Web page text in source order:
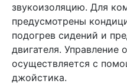
звукоизоляцию. Для
предусмотрены
подогрев сидений и
двигателя.
осуществляется с
джойстика.